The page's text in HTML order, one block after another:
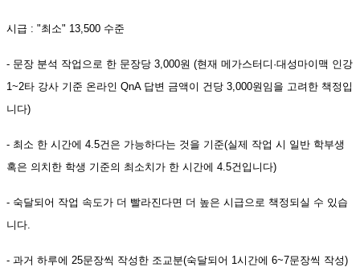
시급 : "최소" 13,500 수준
- 문장 분석 작업으로 한 문장당 3,000원 (현재 메가스터디·대성마이맥 인강
1~2타 강사 기준 온라인 QnA 답변 금액이 건당 3,000원임을 고려한 책정입
니다)
- 최소 한 시간에 4.5건은 가능하다는 것을 기준(실제 작업 시 일반 학부생
혹은 의치한 학생 기준의 최소치가 한 시간에 4.5건입니다)
- 숙달되어 작업 속도가 더 빨라진다면 더 높은 시급으로 책정되실 수 있습
니다.
- 과거 하루에 25문장씩 작성한 조교분(숙달되어 1시간에 6~7문장씩 작성)